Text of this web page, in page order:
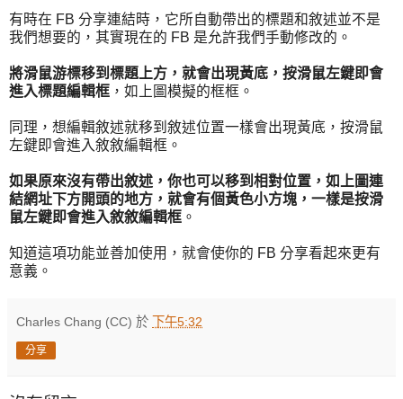
有時在 FB 分享連結時，它所自動帶出的標題和敘述並不是
我們想要的，其實現在的 FB 是允許我們手動修改的。
將滑鼠游標移到標題上方，就會出現黃底，按滑鼠左鍵即會
進入標題編輯框 ，如上圖模擬的框框。
同理，想編輯敘述就移到敘述位置一樣會出現黃底，按滑鼠
左鍵即會進入敘敘編輯框。
如果原來沒有帶出敘述，你也可以移到相對位置，如上圖連
結網址下方開頭的地方，就會有個黃色小方塊，一樣是按滑
鼠左鍵即會進入敘敘編輯框 。
知道這項功能並善加使用，就會使你的 FB 分享看起來更有
意義。
Charles Chang (CC) 於 下午5:32
分享